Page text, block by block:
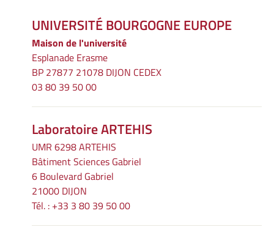
UNIVERSITÉ BOURGOGNE EUROPE
Maison de l'université
Esplanade Erasme
BP 27877 21078 DIJON CEDEX
03 80 39 50 00
Laboratoire ARTEHIS
UMR 6298 ARTEHIS
Bâtiment Sciences Gabriel
6 Boulevard Gabriel
21000 DIJON
Tél. : +33 3 80 39 50 00